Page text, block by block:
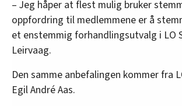
– Jeg håper at flest mulig bruker
oppfordring til medlemmene er å
et enstemmig forhandlingsutvalg i LO
Leirvaag.
Den samme anbefalingen kommer fra
Egil André Aas.